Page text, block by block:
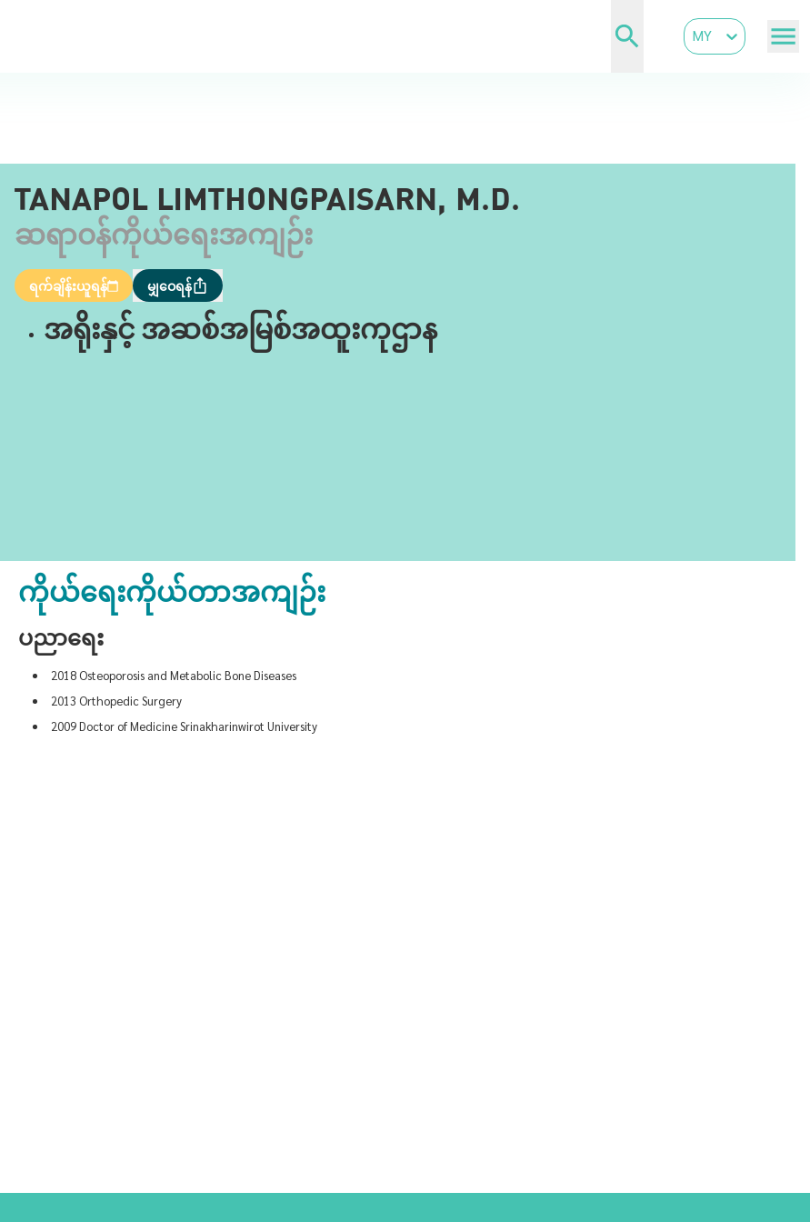
MY
TANAPOL LIMTHONGPAISARN, M.D.
ဆရာဝန်ကိုယ်ရေးအကျဉ်း
ရက်ချိန်းယူရန် မျှဝေရန်
အရိုးနှင့် အဆစ်အမြစ်အထူးကုဌာန
ကိုယ်ရေးကိုယ်တာအကျဉ်း
ပညာရေး
2018 Osteoporosis and Metabolic Bone Diseases
2013 Orthopedic Surgery
2009 Doctor of Medicine Srinakharinwirot University